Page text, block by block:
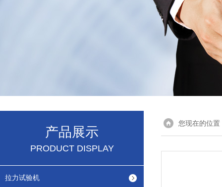
产品展示
PRODUCT DISPLAY
拉力试验机
您现在的位置